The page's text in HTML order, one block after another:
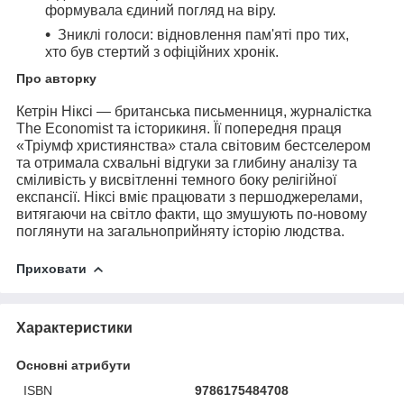
формувала єдиний погляд на віру.
Зниклі голоси: відновлення пам'яті про тих,
хто був стертий з офіційних хронік.
Про авторку
Кетрін Ніксі — британська письменниця, журналістка
The Economist та історикиня. Її попередня праця
«Тріумф християнства» стала світовим бестселером
та отримала схвальні відгуки за глибину аналізу та
сміливість у висвітленні темного боку релігійної
експансії. Ніксі вміє працювати з першоджерелами,
витягаючи на світло факти, що змушують по-новому
поглянути на загальноприйняту історію людства.
Приховати
Характеристики
Основні атрибути
ISBN
9786175484708